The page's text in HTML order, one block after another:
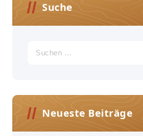
Suche
nach:
Neueste Beiträge